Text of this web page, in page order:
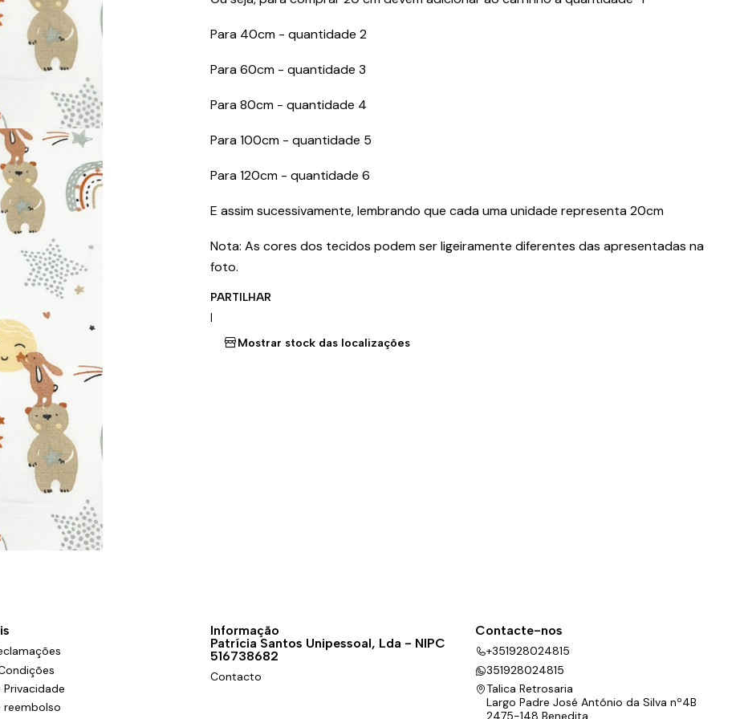
Para 40cm - quantidade 2
Para 60cm - quantidade 3
Para 80cm - quantidade 4
Para 100cm - quantidade 5
Para 120cm - quantidade 6
E assim sucessivamente, lembrando que cada uma unidade representa 20cm
Nota: As cores dos tecidos podem ser ligeiramente diferentes das apresentadas na
foto.
PARTILHAR
|
Mostrar stock das localizações
reembolso
Informação
Patrícia Santos Unipessoal, Lda - NIPC
516738682
Contacto
Contacte-nos
+351928024815
351928024815
Talica Retrosaria
Largo Padre José António da Silva nº4B
2475-148 Benedita